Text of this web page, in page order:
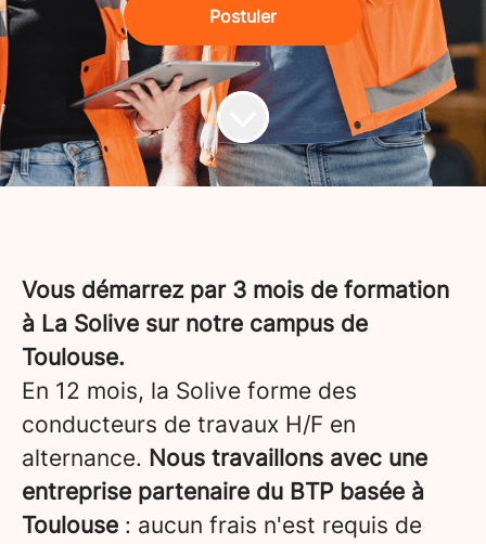
Postuler
Vous démarrez par 3 mois de formation
à La Solive sur notre campus de
Toulouse.
En 12 mois, la Solive forme des
conducteurs de travaux H/F en
alternance. Nous travaillons avec une
entreprise partenaire du BTP basée à
Toulouse : aucun frais n'est requis de